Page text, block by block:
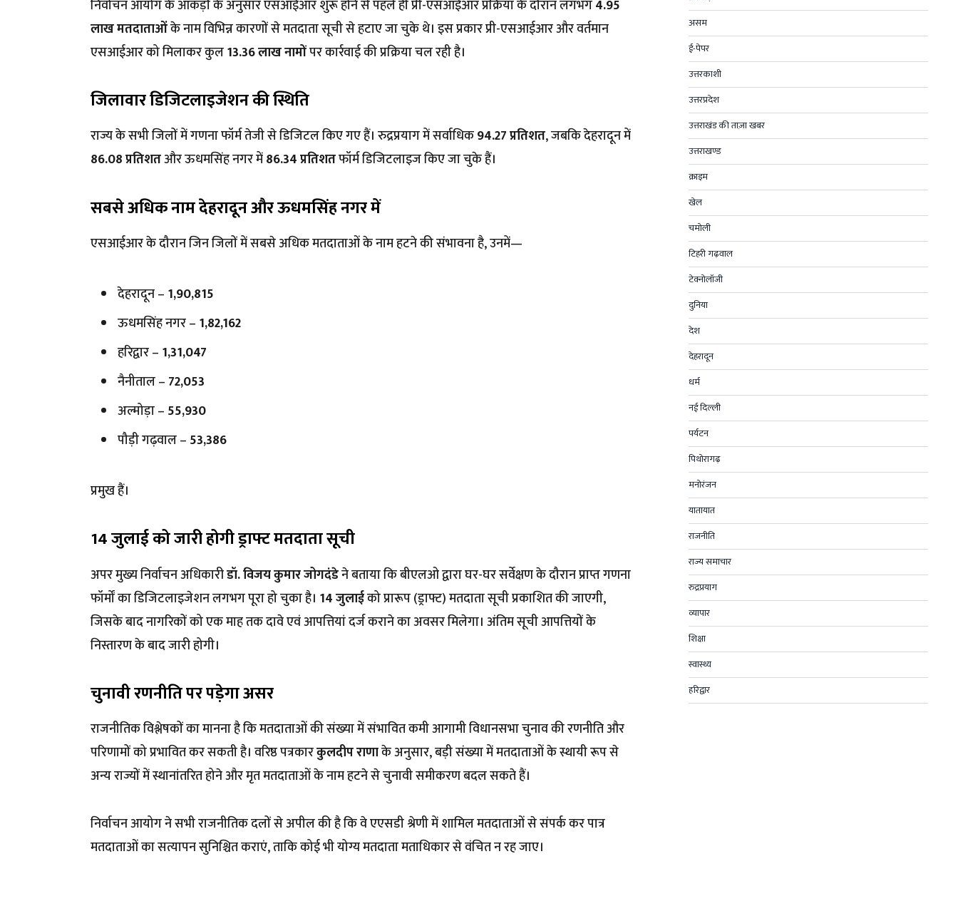
निर्वाचन आयोग के आंकड़ों के अनुसार एसआईआर शुरू होने से पहले ही प्री-एसआईआर प्रक्रिया के दौरान लगभग4.95
लाख मतदाताओंके नाम विभिन्न कारणों से मतदाता सूची से हटाए जा चुके थे। इस प्रकार प्री-एसआईआर और वर्तमान
एसआईआर को मिलाकर कुल13.36 लाख नामोंपर कार्रवाई की प्रक्रिया चल रही है।
जिलावार डिजिटलाइजेशन की स्थिति
राज्य के सभी जिलों में गणना फॉर्म तेजी से डिजिटल किए गए हैं। रुद्रप्रयाग में सर्वाधिक94.27 प्रतिशत, जबकि देहरादून में
86.08 प्रतिशतऔर ऊधमसिंह नगर में86.34 प्रतिशतफॉर्म डिजिटलाइज किए जा चुके हैं।
सबसे अधिक नाम देहरादून और ऊधमसिंह नगर में
एसआईआर के दौरान जिन जिलों में सबसे अधिक मतदाताओं के नाम हटने की संभावना है, उनमें—
देहरादून – 1,90,815
ऊधमसिंह नगर – 1,82,162
हरिद्वार – 1,31,047
नैनीताल – 72,053
अल्मोड़ा – 55,930
पौड़ी गढ़वाल – 53,386
प्रमुख हैं।
14 जुलाई को जारी होगी ड्राफ्ट मतदाता सूची
अपर मुख्य निर्वाचन अधिकारीडॉ. विजय कुमार जोगदंडेने बताया कि बीएलओ द्वारा घर-घर सर्वेक्षण के दौरान प्राप्त गणना
फॉर्मों का डिजिटलाइजेशन लगभग पूरा हो चुका है। 14 जुलाईको प्रारूप (ड्राफ्ट) मतदाता सूची प्रकाशित की जाएगी,
जिसके बाद नागरिकों को एक माह तक दावे एवं आपत्तियां दर्ज कराने का अवसर मिलेगा। अंतिम सूची आपत्तियों के
निस्तारण के बाद जारी होगी।
चुनावी रणनीति पर पड़ेगा असर
राजनीतिक विश्लेषकों का मानना है कि मतदाताओं की संख्या में संभावित कमी आगामी विधानसभा चुनाव की रणनीति और
परिणामों को प्रभावित कर सकती है। वरिष्ठ पत्रकारकुलदीप राणाके अनुसार, बड़ी संख्या में मतदाताओं के स्थायी रूप से
अन्य राज्यों में स्थानांतरित होने और मृत मतदाताओं के नाम हटने से चुनावी समीकरण बदल सकते हैं।
निर्वाचन आयोग ने सभी राजनीतिक दलों से अपील की है कि वे एएसडी श्रेणी में शामिल मतदाताओं से संपर्क कर पात्र
मतदाताओं का सत्यापन सुनिश्चित कराएं, ताकि कोई भी योग्य मतदाता मताधिकार से वंचित न रह जाए।
असम
ई-पेपर
उत्तरकाशी
उत्तरप्रदेश
उत्तराखंड की ताज़ा खबर
उत्तराखण्ड
क्राइम
खेल
चमोली
टिहरी गढ़वाल
टेक्नोलॉजी
दुनिया
देश
देहरादून
धर्म
नई दिल्ली
पर्यटन
पिथोरागढ़
मनोरंजन
यातायात
राजनीति
राज्य समाचार
रुद्रप्रयाग
व्यापार
शिक्षा
स्वास्थ्य
हरिद्वार